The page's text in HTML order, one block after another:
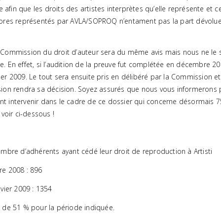
afin que les droits des artistes interprètes qu’elle représente et
représentés par AVLA/SOPROQ n’entament pas la part
du droit d’auteur sera du même avis mais nous ne le
En effet, si l’audition de la preuve fut complétée en décembre
2009. Le tout sera ensuite pris en délibéré par la Commission
rendra sa décision. Soyez assurés que nous vous
intervenir dans le cadre de ce dossier qui concerne désormais
ci-dessous !
d’adhérents ayant cédé leur droit de reproduction à Artisti
2008 : 896
2009 : 1354
51 % pour la période indiquée.